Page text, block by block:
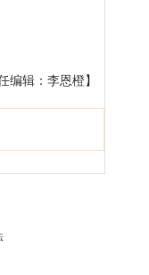
编辑：李恩橙】